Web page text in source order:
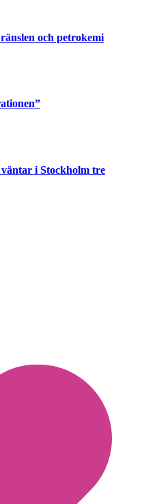
och petrokemi
i Stockholm tre